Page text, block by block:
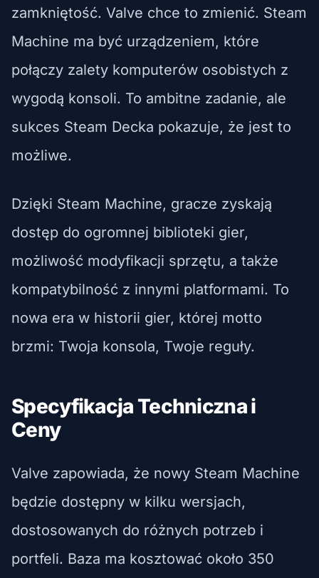
zamkniętość. Valve chce to zmienić. Steam
Machine ma być urządzeniem, które
połączy zalety komputerów osobistych z
wygodą konsoli. To ambitne zadanie, ale
sukces Steam Decka pokazuje, że jest to
możliwe.
Dzięki Steam Machine, gracze zyskają
dostęp do ogromnej biblioteki gier,
możliwość modyfikacji sprzętu, a także
kompatybilność z innymi platformami. To
nowa era w historii gier, której motto
brzmi: Twoja konsola, Twoje reguły.
Specyfikacja Techniczna i
Ceny
Valve zapowiada, że nowy Steam Machine
będzie dostępny w kilku wersjach,
dostosowanych do różnych potrzeb i
portfeli. Baza ma kosztować około 350